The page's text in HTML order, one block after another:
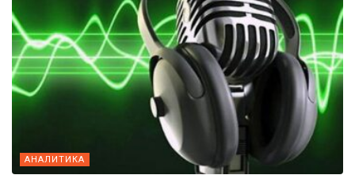
АНАЛИТИКА